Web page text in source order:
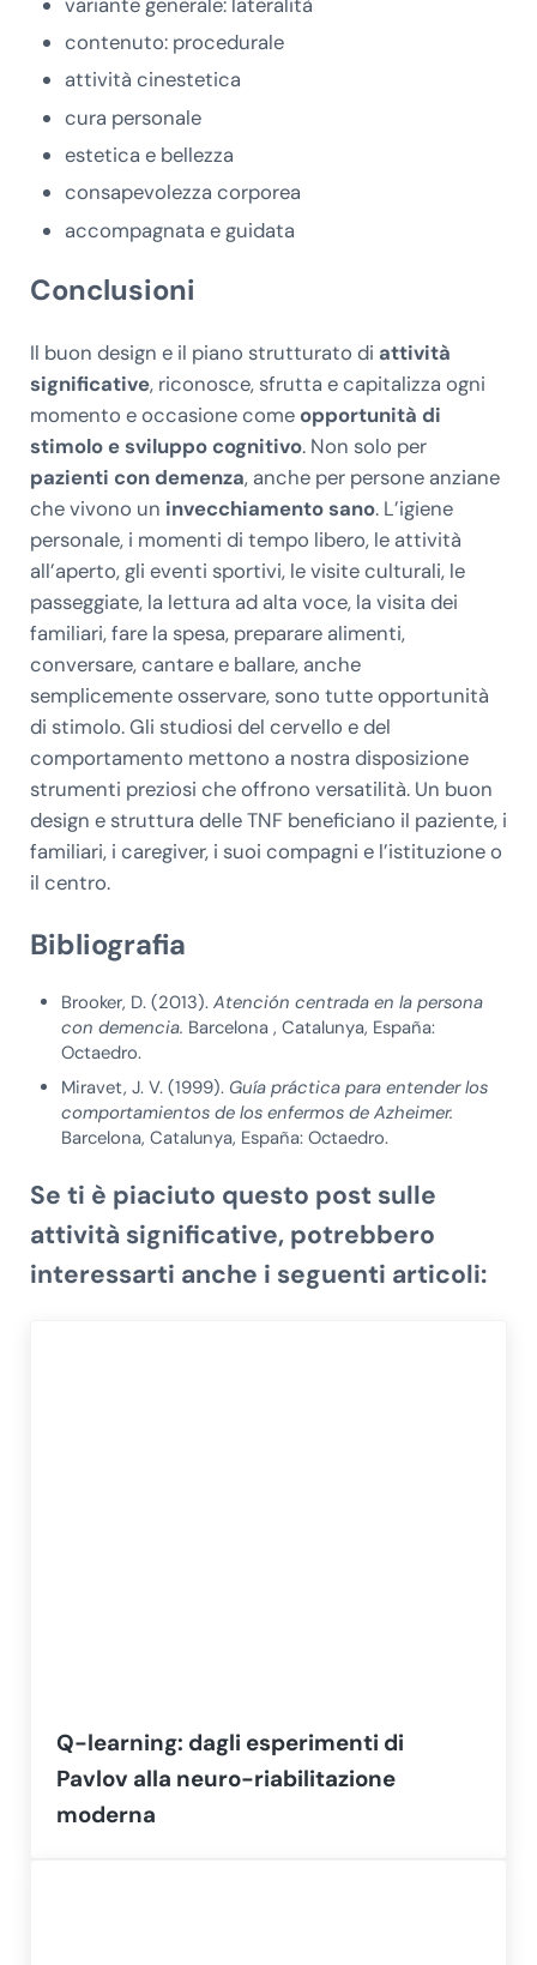
contenuto: procedurale
attività cinestetica
cura personale
estetica e bellezza
consapevolezza corporea
accompagnata e guidata
Conclusioni
Il buon design e il piano strutturato di attività
significative, riconosce, sfrutta e capitalizza ogni
momento e occasione come opportunità di
stimolo e sviluppo cognitivo. Non solo per
pazienti con demenza, anche per persone anziane
che vivono un invecchiamento sano. L’igiene
personale, i momenti di tempo libero, le attività
all’aperto, gli eventi sportivi, le visite culturali, le
passeggiate, la lettura ad alta voce, la visita dei
familiari, fare la spesa, preparare alimenti,
conversare, cantare e ballare, anche
semplicemente osservare, sono tutte opportunità
di stimolo. Gli studiosi del cervello e del
comportamento mettono a nostra disposizione
strumenti preziosi che offrono versatilità. Un buon
design e struttura delle TNF beneficiano il paziente, i
familiari, i caregiver, i suoi compagni e l’istituzione o
il centro.
Bibliografia
Brooker, D. (2013). Atención centrada en la persona
con demencia. Barcelona , Catalunya, España:
Octaedro.
Miravet, J. V. (1999). Guía práctica para entender los
comportamientos de los enfermos de Azheimer.
Barcelona, Catalunya, España: Octaedro.
Se ti è piaciuto questo post sulle
attività significative, potrebbero
interessarti anche i seguenti articoli:
Q-learning: dagli esperimenti di
Pavlov alla neuro-riabilitazione
moderna